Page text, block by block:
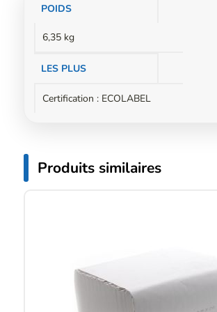
POIDS
6,35 kg
LES PLUS
Certification : ECOLABEL
Produits similaires